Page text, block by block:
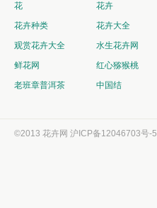
花 花卉
花卉种类
花卉大全
观赏花卉大全
水生花卉网
鲜花网
红心猕猴桃
老班章普洱茶
中国结
©2013 花卉网 沪ICP备12046703号-5